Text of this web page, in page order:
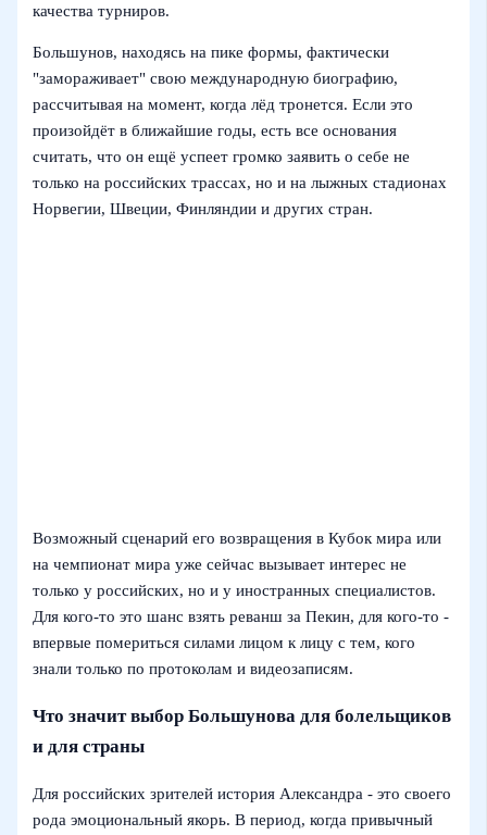
качества турниров.
Большунов, находясь на пике формы, фактически
"замораживает" свою международную биографию,
рассчитывая на момент, когда лёд тронется. Если это
произойдёт в ближайшие годы, есть все основания
считать, что он ещё успеет громко заявить о себе не
только на российских трассах, но и на лыжных стадионах
Норвегии, Швеции, Финляндии и других стран.
Возможный сценарий его возвращения в Кубок мира или
на чемпионат мира уже сейчас вызывает интерес не
только у российских, но и у иностранных специалистов.
Для кого‑то это шанс взять реванш за Пекин, для кого‑то -
впервые помериться силами лицом к лицу с тем, кого
знали только по протоколам и видеозаписям.
Что значит выбор Большунова для болельщиков
и для страны
Для российских зрителей история Александра - это своего
рода эмоциональный якорь. В период, когда привычный